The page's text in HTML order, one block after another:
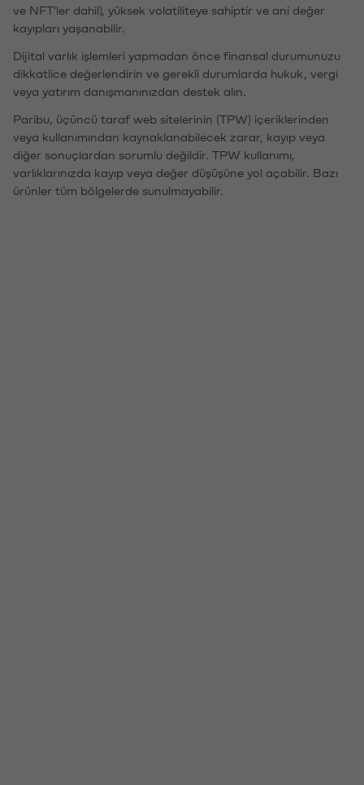
ve NFT'ler dahil), yüksek volatiliteye sahiptir ve ani değer
kayıpları yaşanabilir.
Dijital varlık işlemleri yapmadan önce finansal durumunuzu
dikkatlice değerlendirin ve gerekli durumlarda hukuk, vergi
veya yatırım danışmanınızdan destek alın.
Paribu, üçüncü taraf web sitelerinin (TPW) içeriklerinden
veya kullanımından kaynaklanabilecek zarar, kayıp veya
diğer sonuçlardan sorumlu değildir. TPW kullanımı,
varlıklarınızda kayıp veya değer düşüşüne yol açabilir. Bazı
ürünler tüm bölgelerde sunulmayabilir.